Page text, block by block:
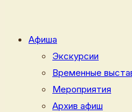
Афиша
Экскурсии
Временные
Мероприятия
Архив афиш